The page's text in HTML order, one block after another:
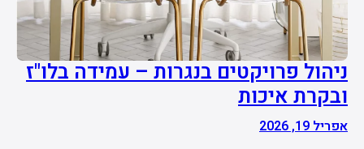
ניהול פרויקטים בנגרות – עמידה בלו"ז
ובקרת איכות
אפריל 19, 2026